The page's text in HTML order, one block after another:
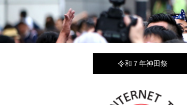
令和７年神田祭